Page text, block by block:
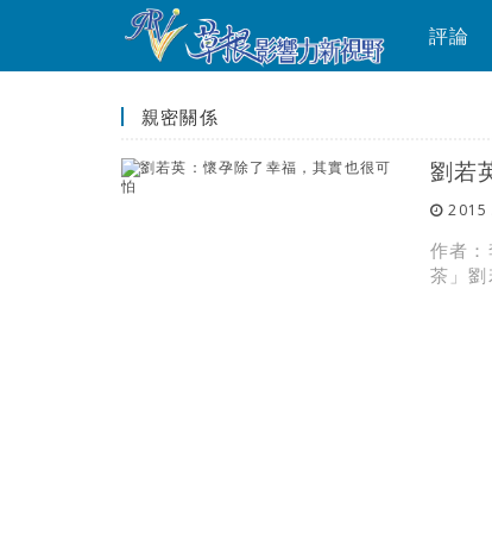
評論
親密關係
劉若
2015
作者
茶」